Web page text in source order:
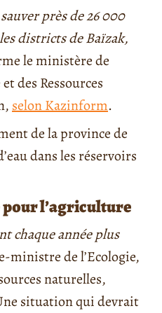
sauver près de 26 000
districts de Baïzak,
le ministère de
des Ressources
selon Kazinform.
de la province de
dans les réservoirs
pour l’agriculture
chaque année plus
ministre de l’Ecologie,
naturelles,
situation qui devrait